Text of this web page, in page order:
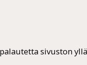
sivuston